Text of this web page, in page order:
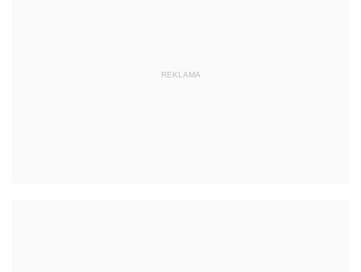
REKLAMA